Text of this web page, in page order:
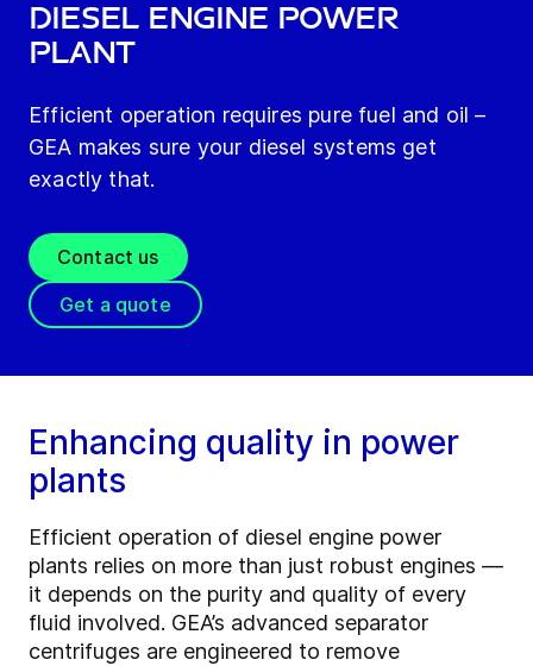
Diesel engine power
plant
Efficient operation requires pure fuel and oil –
GEA makes sure your diesel systems get
exactly that.
Contact us
Get a quote
Enhancing quality in power
plants
Efficient operation of diesel engine power
plants relies on more than just robust engines —
it depends on the purity and quality of every
fluid involved. GEA’s advanced separator
centrifuges are engineered to remove